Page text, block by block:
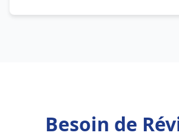
Besoin de